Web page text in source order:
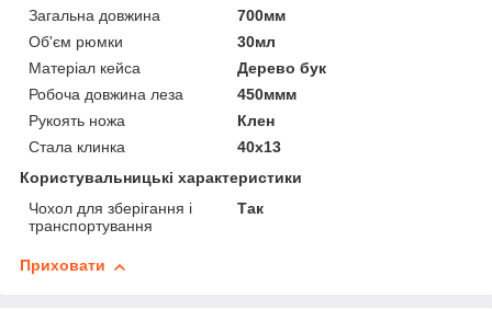
Загальна довжина
700мм
Об'єм рюмки
30мл
Матеріал кейса
Дерево бук
Робоча довжина леза
450ммм
Рукоять ножа
Клен
Стала клинка
40х13
Користувальницькі характеристики
Чохол для зберігання і
транспортування
Так
Приховати